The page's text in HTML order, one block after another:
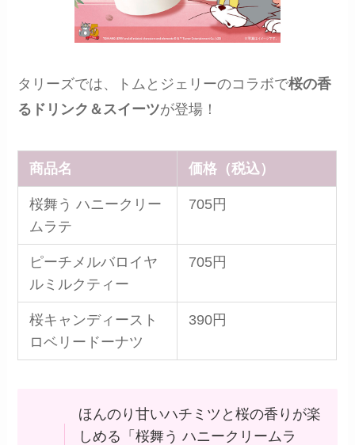
タリーズでは、トムとジェリーのコラボで桜の香
るドリンク＆スイーツが登場！
商品名 価格（税込）
桜舞う ハニークリー
ムラテ
705円
ピーチメルバロイヤ
ルミルクティー
705円
桜キャンディースト
ロベリードーナツ
390円
ほんのり甘いハチミツと桜の香りが楽
しめる「桜舞う ハニークリームラ